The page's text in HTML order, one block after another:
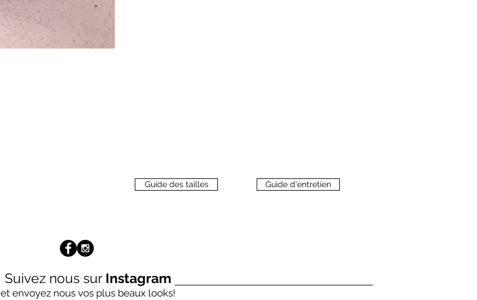
Guide des tailles Guide d'entretien
Suivez nous sur Instagram
et envoyez nous vos plus beaux looks!